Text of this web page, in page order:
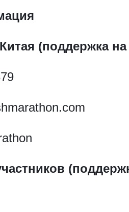
(поддержка